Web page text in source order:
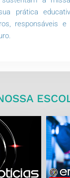
prática
responsáveis